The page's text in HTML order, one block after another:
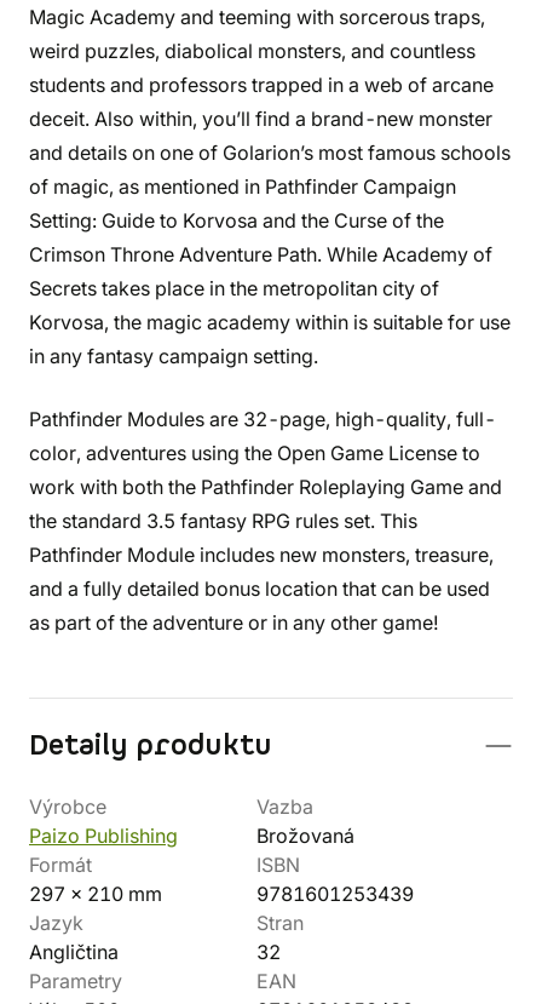
Magic Academy and teeming with sorcerous traps,
weird puzzles, diabolical monsters, and countless
students and professors trapped in a web of arcane
deceit. Also within, you’ll find a brand-new monster
and details on one of Golarion’s most famous schools
of magic, as mentioned in Pathfinder Campaign
Setting: Guide to Korvosa and the Curse of the
Crimson Throne Adventure Path. While Academy of
Secrets takes place in the metropolitan city of
Korvosa, the magic academy within is suitable for use
in any fantasy campaign setting.
Pathfinder Modules are 32-page, high-quality, full-
color, adventures using the Open Game License to
work with both the Pathfinder Roleplaying Game and
the standard 3.5 fantasy RPG rules set. This
Pathfinder Module includes new monsters, treasure,
and a fully detailed bonus location that can be used
as part of the adventure or in any other game!
Detaily produktu
Výrobce
Paizo Publishing
Vazba
Brožovaná
Formát
297 x 210 mm
ISBN
9781601253439
Jazyk
Angličtina
Stran
32
Parametry
EAN